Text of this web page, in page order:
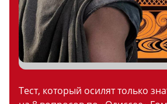
Тест, который осилят только